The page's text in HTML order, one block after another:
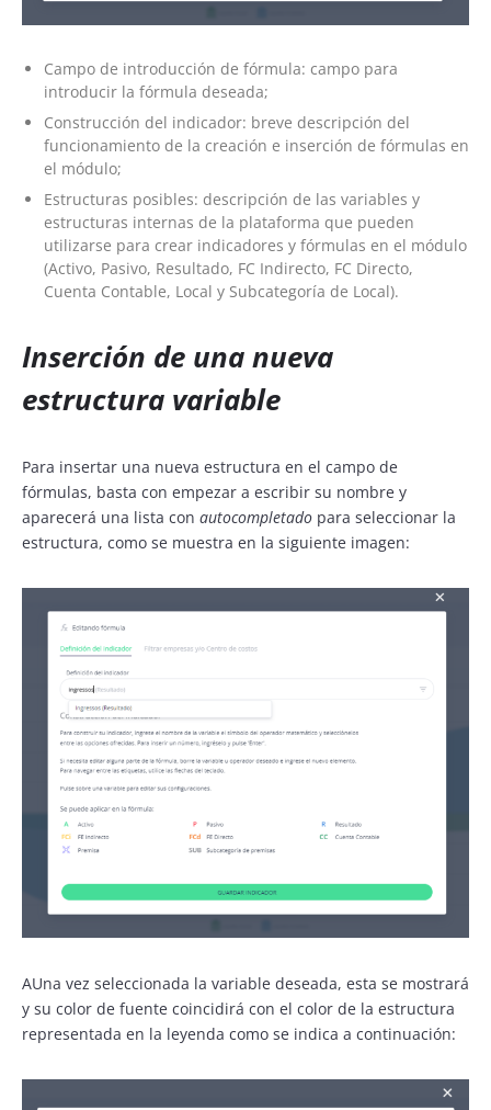
Campo de introducción de fórmula: campo para
introducir la fórmula deseada;
Construcción del indicador: breve descripción del
funcionamiento de la creación e inserción de fórmulas en
el módulo;
Estructuras posibles: descripción de las variables y
estructuras internas de la plataforma que pueden
utilizarse para crear indicadores y fórmulas en el módulo
(Activo, Pasivo, Resultado, FC Indirecto, FC Directo,
Cuenta Contable, Local y Subcategoría de Local).
Inserción de una nueva
estructura variable
Para insertar una nueva estructura en el campo de
fórmulas, basta con empezar a escribir su nombre y
aparecerá una lista con autocompletado para seleccionar la
estructura, como se muestra en la siguiente imagen:
AUna vez seleccionada la variable deseada, esta se mostrará
y su color de fuente coincidirá con el color de la estructura
representada en la leyenda como se indica a continuación: